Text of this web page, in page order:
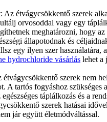
Az étvágycsökkentő szerek
orvosoddal vagy egy
meghatározni, hogy az
állapotodnak és
egy ilyen szer használatára,
hydrochloride vásárlás lehet a
étvágycsökkentő szerek nem
A tartós fogyáshoz szükséges a
táplálkozás és a
szerek hatásai idővel
jár együtt életmódváltással.